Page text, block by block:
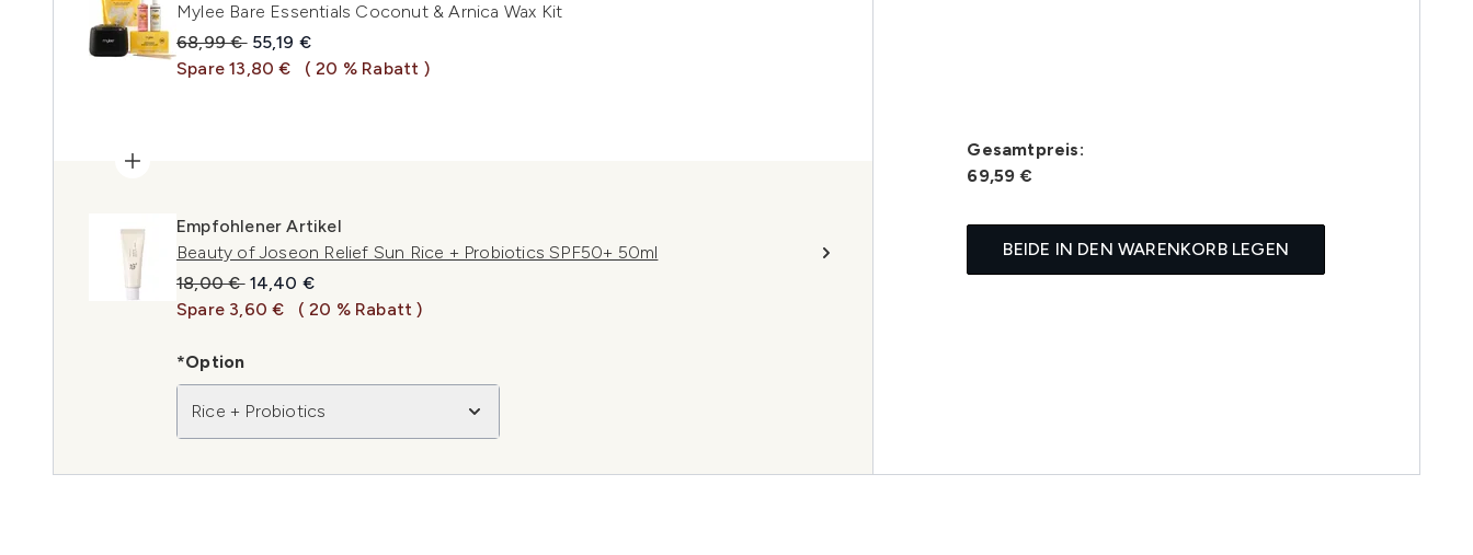
Mylee Bare Essentials Coconut & Arnica Wax Kit
Unverbindliche Preisempfehlung:
68,99 € Aktueller Preis:
55,19 €
Spare 13,80 €
( 20 % Rabatt )
Empfohlener Artikel
Beauty of Joseon Relief Sun Rice + Probiotics SPF50+ 50ml
Unverbindliche Preisempfehlung:
18,00 € Aktueller Preis:
14,40 €
Spare 3,60 €
( 20 % Rabatt )
*Option
Rice + Probiotics
Gesamtpreis:
69,59 €
BEIDE IN DEN WARENKORB LEGEN